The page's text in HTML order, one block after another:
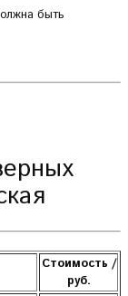
быть
Стоимость /
руб.